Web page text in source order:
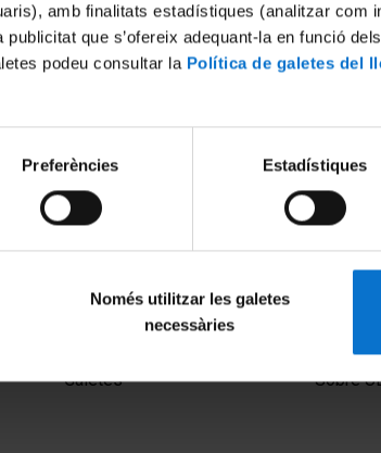
amb finalitats estadístiques (analitzar com
que s’ofereix adequant-la en funció
podeu consultar la Política de galetes del
Preferències Estadístiques
Només utilitzar les galetes
necessàries
Galetes
Sobre